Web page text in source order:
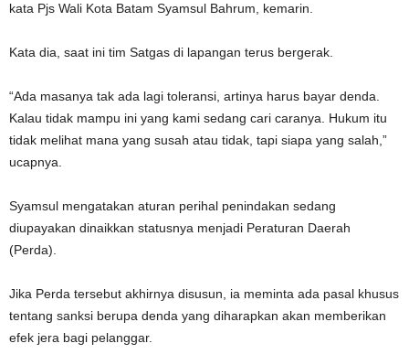
kata Pjs Wali Kota Batam Syamsul Bahrum, kemarin.
Kata dia, saat ini tim Satgas di lapangan terus bergerak.
“Ada masanya tak ada lagi toleransi, artinya harus bayar denda.
Kalau tidak mampu ini yang kami sedang cari caranya. Hukum itu
tidak melihat mana yang susah atau tidak, tapi siapa yang salah,”
ucapnya.
Syamsul mengatakan aturan perihal penindakan sedang
diupayakan dinaikkan statusnya menjadi Peraturan Daerah
(Perda).
Jika Perda tersebut akhirnya disusun, ia meminta ada pasal khusus
tentang sanksi berupa denda yang diharapkan akan memberikan
efek jera bagi pelanggar.